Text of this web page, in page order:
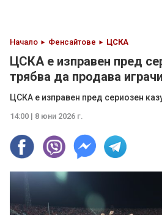
Начало Фенсайтове ЦСКА
ЦСКА е изправен пред
трябва да продава играчи
ЦСКА е изправен пред сериозен
14:00 | 8 юни 2026 г.